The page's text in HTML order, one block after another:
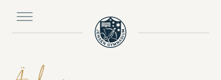
huvudinnehållet